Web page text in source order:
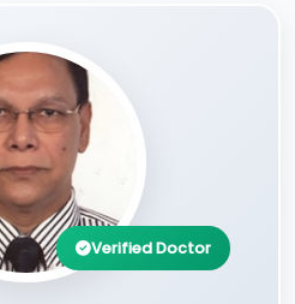
Verified Doctor